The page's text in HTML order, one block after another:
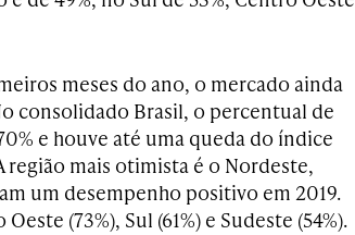
meses do ano, o mercado ainda
consolidado Brasil, o percentual de
e houve até uma queda do índice
região mais otimista é o Nordeste,
um desempenho positivo em 2019.
(73%), Sul (61%) e Sudeste (54%).